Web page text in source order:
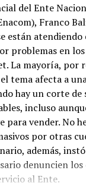
del Ente
Franco
están
problemas en
La mayoría, por
tema afecta a
hay un corte
incluso
para vender. No
por otras
además,
denuncien
al Ente.